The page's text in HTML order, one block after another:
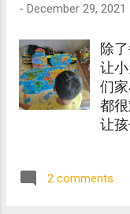
- December 29, 2021
除
让
们
都
让
2 comments